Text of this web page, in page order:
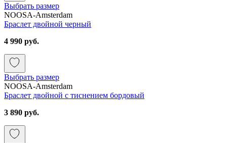
Выбрать размер
NOOSA-Amsterdam
Браслет двойной черный
4 990 руб.
Выбрать размер
NOOSA-Amsterdam
Браслет двойной с тиснением бордовый
3 890 руб.